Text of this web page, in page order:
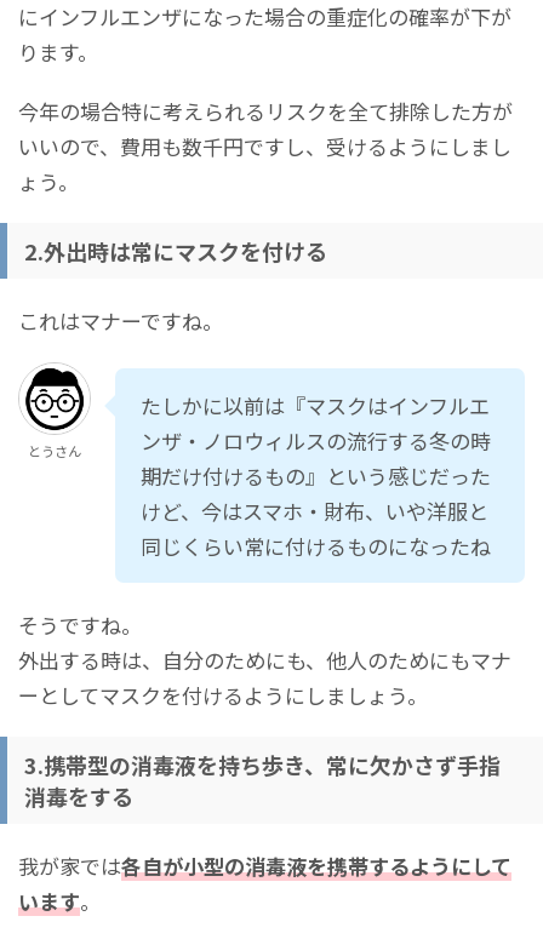
にインフルエンザになった場合の重症化の確率が下が
ります。
今年の場合特に考えられるリスクを全て排除した方が
いいので、費用も数千円ですし、受けるようにしまし
ょう。
2.外出時は常にマスクを付ける
これはマナーですね。
とうさん
たしかに以前は『マスクはインフルエ
ンザ・ノロウィルスの流行する冬の時
期だけ付けるもの』という感じだった
けど、今はスマホ・財布、いや洋服と
同じくらい常に付けるものになったね
そうですね。
外出する時は、自分のためにも、他人のためにもマナ
ーとしてマスクを付けるようにしましょう。
3.携帯型の消毒液を持ち歩き、常に欠かさず手指
消毒をする
我が家では各自が小型の消毒液を携帯するようにして
います。